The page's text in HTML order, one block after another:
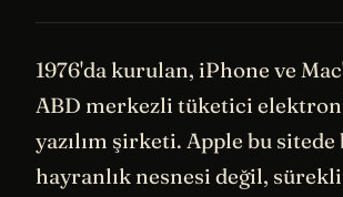
1976'da kurulan, iPhone ve
ABD merkezli tüketici
yazılım şirketi. Apple bu
hayranlık nesnesi değil,